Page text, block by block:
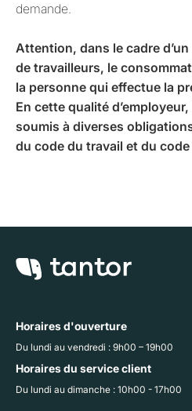
demande.
Attention, dans le cadre
de travailleurs, le
la personne qui effectue la
En cette qualité
soumis à diverses
du code du travail et du
Horaires d'ouverture
Du lundi au vendredi : 9h00 – 19h00
Horaires du service client
Du lundi au dimanche : 10h00 - 17h00